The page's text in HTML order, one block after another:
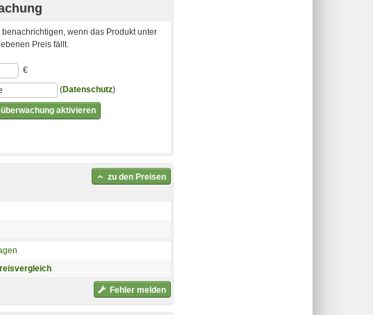
wenn das Produkt unter
Preis fällt.
aktivieren
€
(Datenschutz)
zu den Preisen
Fehler melden